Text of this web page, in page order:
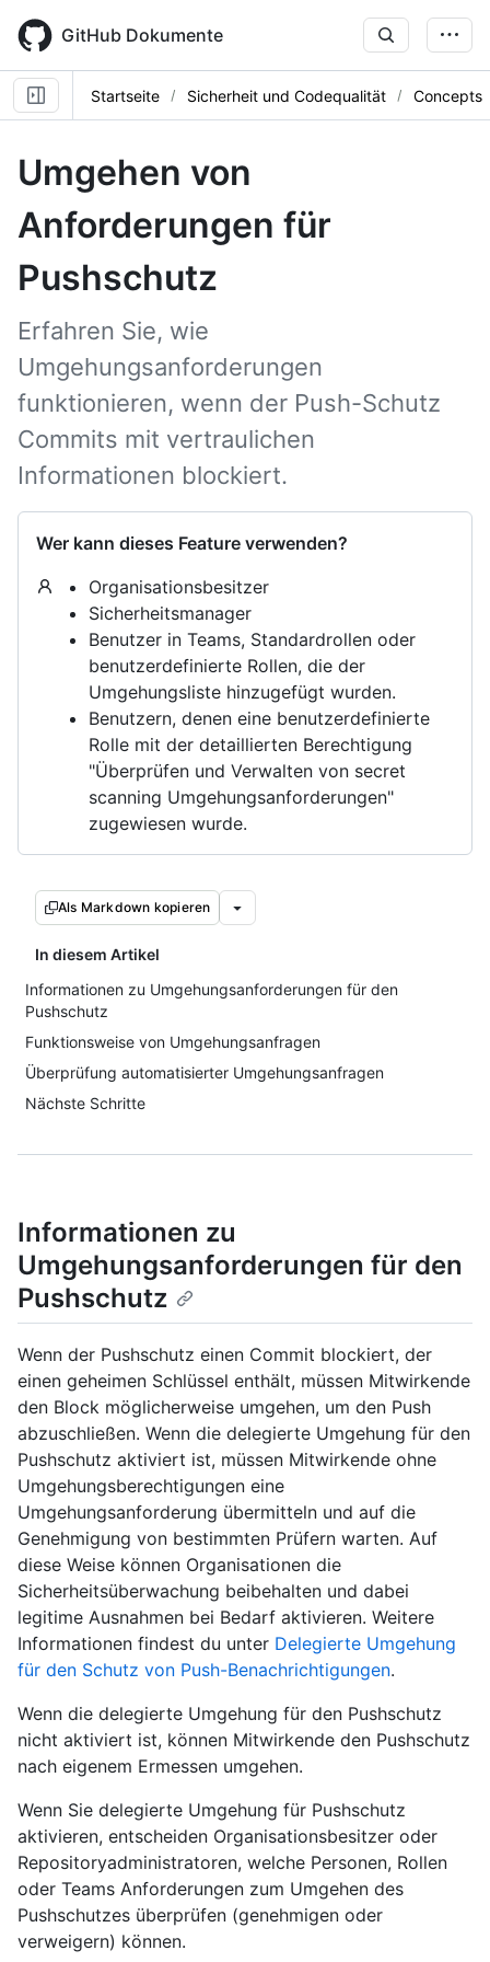
main
content
GitHub Dokumente
Startseite Sicherheit und Codequalität Concepts
Umgehen von
Anforderungen für
Pushschutz
Erfahren Sie, wie
Umgehungsanforderungen
funktionieren, wenn der Push-Schutz
Commits mit vertraulichen
Informationen blockiert.
Wer kann dieses Feature verwenden?
Organisationsbesitzer
Sicherheitsmanager
Benutzer in Teams, Standardrollen oder
benutzerdefinierte Rollen, die der
Umgehungsliste hinzugefügt wurden.
Benutzern, denen eine benutzerdefinierte
Rolle mit der detaillierten Berechtigung
"Überprüfen und Verwalten von secret
scanning Umgehungsanforderungen"
zugewiesen wurde.
Als Markdown kopieren
In diesem Artikel
Informationen zu Umgehungsanforderungen für den
Pushschutz
Funktionsweise von Umgehungsanfragen
Überprüfung automatisierter Umgehungsanfragen
Nächste Schritte
Informationen zu
Umgehungsanforderungen für den
Pushschutz
Wenn der Pushschutz einen Commit blockiert, der
einen geheimen Schlüssel enthält, müssen Mitwirkende
den Block möglicherweise umgehen, um den Push
abzuschließen. Wenn die delegierte Umgehung für den
Pushschutz aktiviert ist, müssen Mitwirkende ohne
Umgehungsberechtigungen eine
Umgehungsanforderung übermitteln und auf die
Genehmigung von bestimmten Prüfern warten. Auf
diese Weise können Organisationen die
Sicherheitsüberwachung beibehalten und dabei
legitime Ausnahmen bei Bedarf aktivieren. Weitere
Informationen findest du unter Delegierte Umgehung
für den Schutz von Push-Benachrichtigungen.
Wenn die delegierte Umgehung für den Pushschutz
nicht aktiviert ist, können Mitwirkende den Pushschutz
nach eigenem Ermessen umgehen.
Wenn Sie delegierte Umgehung für Pushschutz
aktivieren, entscheiden Organisationsbesitzer oder
Repositoryadministratoren, welche Personen, Rollen
oder Teams Anforderungen zum Umgehen des
Pushschutzes überprüfen (genehmigen oder
verweigern) können.